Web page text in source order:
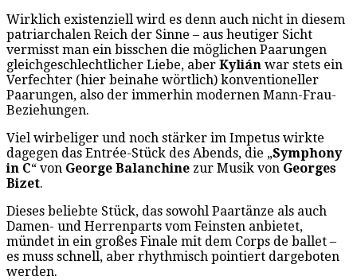
Wirklich existenziell wird es denn auch nicht in diesem
patriarchalen Reich der Sinne – aus heutiger Sicht
vermisst man ein bisschen die möglichen Paarungen
gleichgeschlechtlicher Liebe, aber Kylián war stets ein
Verfechter (hier beinahe wörtlich) konventioneller
Paarungen, also der immerhin modernen Mann-Frau-
Beziehungen.
Viel wirbeliger und noch stärker im Impetus wirkte
dagegen das Entrée-Stück des Abends, die „Symphony
in C“ von George Balanchine zur Musik von Georges
Bizet.
Dieses beliebte Stück, das sowohl Paartänze als auch
Damen- und Herrenparts vom Feinsten anbietet,
mündet in ein großes Finale mit dem Corps de ballet –
es muss schnell, aber rhythmisch pointiert dargeboten
werden.